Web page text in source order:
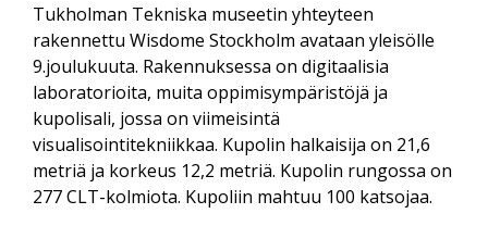
Tukholman Tekniska museetin yhteyteen
rakennettu Wisdome Stockholm avataan yleisölle
9.joulukuuta. Rakennuksessa on digitaalisia
laboratorioita, muita oppimisympäristöjä ja
kupolisali, jossa on viimeisintä
visualisointitekniikkaa. Kupolin halkaisija on 21,6
metriä ja korkeus 12,2 metriä. Kupolin rungossa on
277 CLT-kolmiota. Kupoliin mahtuu 100 katsojaa.